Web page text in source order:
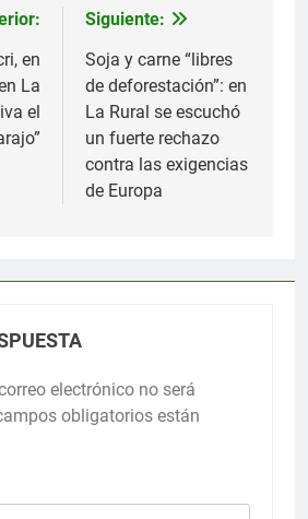
en
La
el
Siguiente:
Soja y carne “libres
de deforestación”: en
La Rural se escuchó
un fuerte rechazo
contra las exigencias
de Europa
electrónico no será
obligatorios están